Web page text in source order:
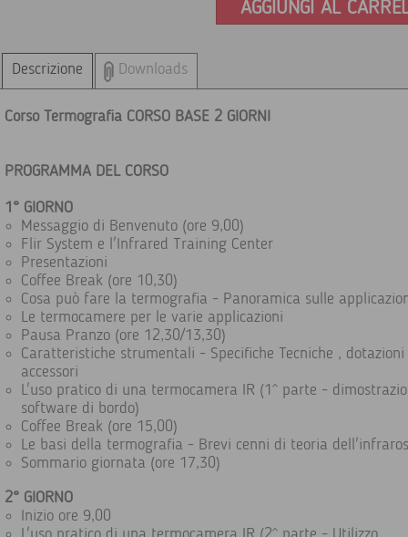
AGGIUNGI AL
Descrizione Downloads
Corso Termografia CORSO BASE 2 GIORNI
PROGRAMMA DEL CORSO
1° GIORNO
Messaggio di Benvenuto (ore 9,00)
Flir System e l'Infrared Training Center
Presentazioni
Coffee Break (ore 10,30)
Cosa può fare la termografia - Panoramica sulle
Le termocamere per le varie applicazioni
Pausa Pranzo (ore 12,30/13,30)
Caratteristiche strumentali - Specifiche Tecniche , dotazioni
accessori
L'uso pratico di una termocamera IR (1^ parte -
software di bordo)
Coffee Break (ore 15,00)
Le basi della termografia - Brevi cenni di teoria
Sommario giornata (ore 17,30)
2° GIORNO
Inizio ore 9,00